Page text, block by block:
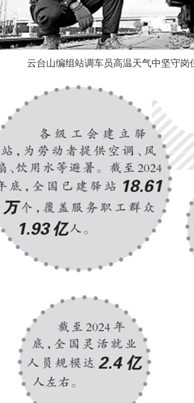
云台山编组站调车员高温天气中坚守岗